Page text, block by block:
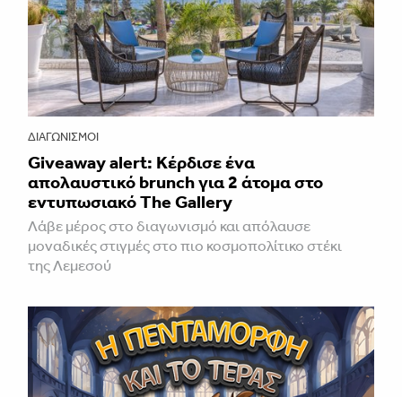
ΔΙΑΓΩΝΙΣΜΟΊ
Giveaway alert: Κέρδισε ένα
απολαυστικό brunch για 2 άτομα στο
εντυπωσιακό The Gallery
Λάβε μέρος στο διαγωνισμό και απόλαυσε
μοναδικές στιγμές στο πιο κοσμοπολίτικο στέκι
της Λεμεσού